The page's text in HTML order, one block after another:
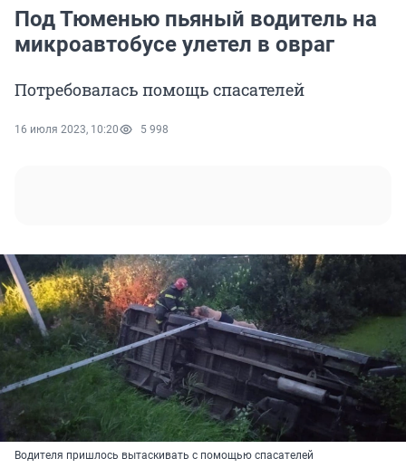
Под Тюменью пьяный водитель на
микроавтобусе улетел в овраг
Потребовалась помощь спасателей
16 июля 2023, 10:20 5 998
Водителя пришлось вытаскивать с помощью спасателей